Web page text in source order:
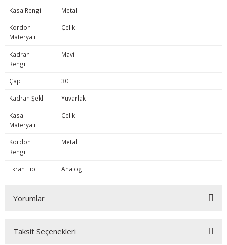
Kasa Rengi : Metal
Kordon
Materyali
: Çelik
Kadran
Rengi
: Mavi
Çap : 30
Kadran Şekli : Yuvarlak
Kasa
Materyali
: Çelik
Kordon
Rengi
: Metal
Ekran Tipi : Analog
Yorumlar
Taksit Seçenekleri